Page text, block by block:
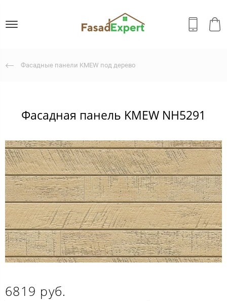
Фасадные панели KMEW под дерево
Фасадная панель KMEW NH5291
6819 руб.